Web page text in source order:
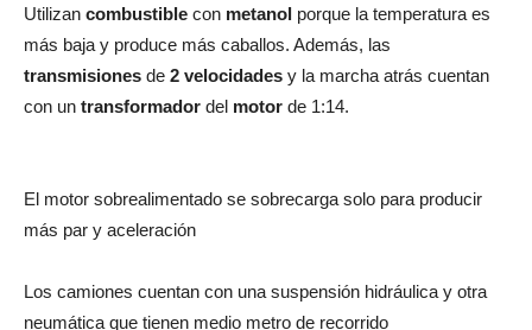
Utilizan combustible con metanol porque la temperatura es
más baja y produce más caballos. Además, las
transmisiones de 2 velocidades y la marcha atrás cuentan
con un transformador del motor de 1:14.
El motor sobrealimentado se sobrecarga solo para producir
más par y aceleración
Los camiones cuentan con una suspensión hidráulica y otra
neumática que tienen medio metro de recorrido